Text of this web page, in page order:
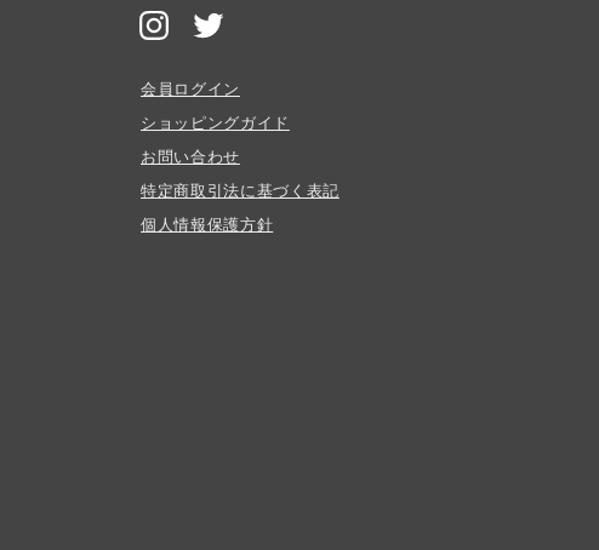
会員ログイン
ショッピングガイド
お問い合わせ
特定商取引法に基づく表記
個人情報保護方針